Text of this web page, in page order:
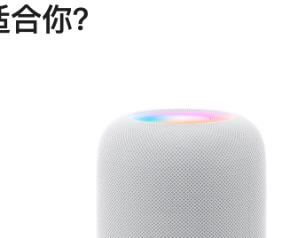
你？
进
一
步
了
解
HomePod<